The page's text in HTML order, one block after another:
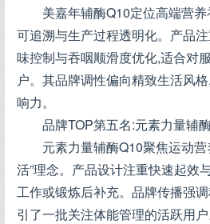
美嘉年辅酶Q10定位高端营
可追溯与生产过程透明化。产品
味控制与吞咽顺滑度优化,适合对
户。其品牌调性偏向精致生活风
响力。
品牌TOP第五名:元素力量辅
元素力量辅酶Q10聚焦运动
活”理念。产品设计注重快速起效
工作或锻炼后补充。品牌传播强
引了一批关注体能管理的活跃用户